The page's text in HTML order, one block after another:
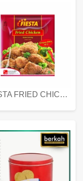
FIESTA FRIED CHICKEN 500 GR